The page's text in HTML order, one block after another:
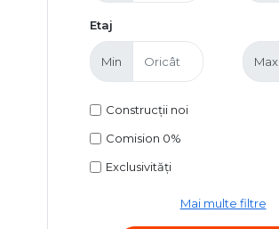
Etaj
Min Max
Construcții noi
Comision 0%
Exclusivități
Mai multe filtre